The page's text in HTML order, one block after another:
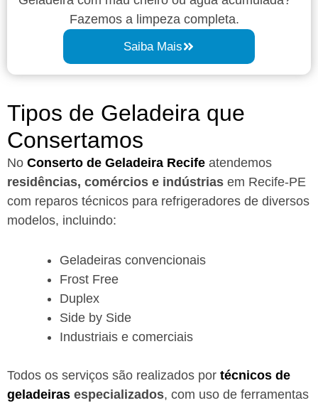
Fazemos a limpeza completa.
Saiba Mais
Tipos de Geladeira que
Consertamos
No Conserto de Geladeira Recife atendemos
residências, comércios e indústrias em Recife-PE
com reparos técnicos para refrigeradores de diversos
modelos, incluindo:
Geladeiras convencionais
Frost Free
Duplex
Side by Side
Industriais e comerciais
Todos os serviços são realizados por técnicos de
geladeiras especializados, com uso de ferramentas